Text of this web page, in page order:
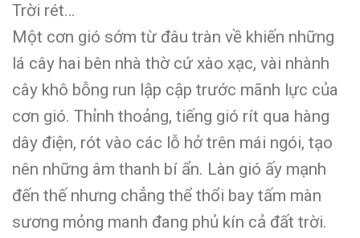
Trời rét…
Một cơn gió sớm từ đâu tràn về khiến những
lá cây hai bên nhà thờ cứ xào xạc, vài nhành
cây khô bỗng run lập cập trước mãnh lực của
cơn gió. Thỉnh thoảng, tiếng gió rít qua hàng
dây điện, rót vào các lỗ hở trên mái ngói, tạo
nên những âm thanh bí ẩn. Làn gió ấy mạnh
đến thế nhưng chẳng thể thổi bay tấm màn
sương mỏng manh đang phủ kín cả đất trời.